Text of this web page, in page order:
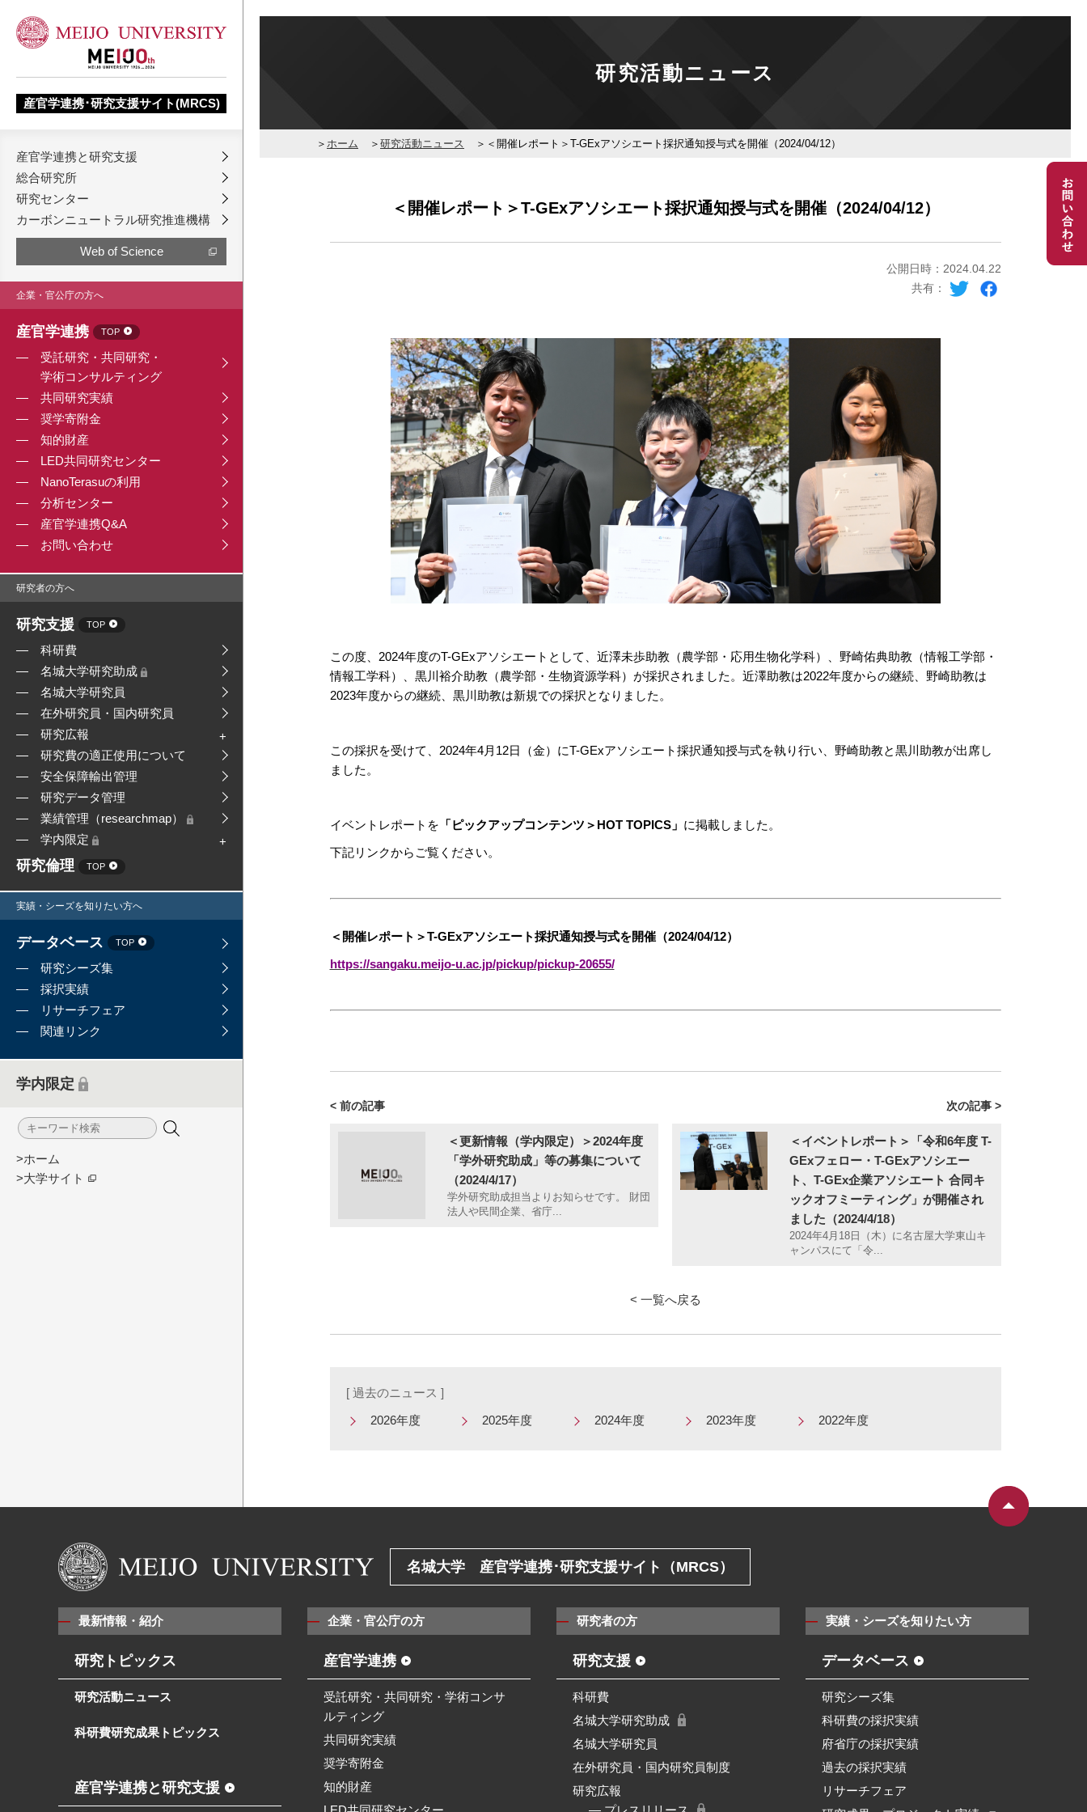
産官学連携･研究支援サイト(MRCS)
産官学連携と研究支援
総合研究所
研究センター
カーボンニュートラル研究推進機構
Web of Science
企業・官公庁の方へ
産官学連携 TOP
受託研究・共同研究・
学術コンサルティング
共同研究実績
奨学寄附金
知的財産
LED共同研究センター
NanoTerasuの利用
分析センター
産官学連携Q&A
お問い合わせ
研究者の方へ
研究支援 TOP
科研費
名城大学研究助成
名城大学研究員
在外研究員・国内研究員
研究広報
研究費の適正使用について
安全保障輸出管理
研究データ管理
業績管理（researchmap）
学内限定
研究倫理 TOP
実績・シーズを知りたい方へ
データベース TOP
研究シーズ集
採択実績
リサーチフェア
関連リンク
学内限定
>ホーム
>大学サイト
研究活動ニュース
ホーム 研究活動ニュース ＜開催レポート＞T-GExアソシエート採択通知授与式を開催（2024/04/12）
＜開催レポート＞T-GExアソシエート採択通知授与式を開催（2024/04/12）
公開日時：2024.04.22
共有：
この度、2024年度のT-GExアソシエートとして、近澤未歩助教（農学部・応用生物化学科）、野崎佑典助教（情報工学部・
情報工学科）、黒川裕介助教（農学部・生物資源学科）が採択されました。近澤助教は2022年度からの継続、野崎助教は
2023年度からの継続、黒川助教は新規での採択となりました。
この採択を受けて、2024年4月12日（金）にT-GExアソシエート採択通知授与式を執り行い、野崎助教と黒川助教が出席し
ました。
イベントレポートを 「ピックアップコンテンツ＞HOT TOPICS」 に掲載しました。
下記リンクからご覧ください。
＜開催レポート＞T-GExアソシエート採択通知授与式を開催（2024/04/12）
https://sangaku.meijo-u.ac.jp/pickup/pickup-20655/
< 前の記事
＜更新情報（学内限定）＞2024年度
「学外研究助成」等の募集について
（2024/4/17）
学外研究助成担当よりお知らせです。 財団
法人や民間企業、省庁...
次の記事 >
＜イベントレポート＞「令和6年度 T-
GExフェロー・T-GExアソシエー
ト、T-GEx企業アソシエート 合同キ
ックオフミーティング」が開催され
ました（2024/4/18）
2024年4月18日（木）に名古屋大学東山キ
ャンパスにて「令...
< 一覧へ戻る
[ 過去のニュース ]
2026年度
2025年度 2024年度 2023年度 2022年度
名城大学 産官学連携･研究支援サイト（MRCS）
最新情報・紹介
研究トピックス
研究活動ニュース
科研費研究成果トピックス
産官学連携と研究支援
企業・官公庁の方
産官学連携
受託研究・共同研究・学術コンサ
ルティング
共同研究実績
奨学寄附金
知的財産
研究者の方
研究支援
科研費
名城大学研究助成
名城大学研究員
在外研究員・国内研究員制度
研究広報
実績・シーズを知りたい方
データベース
研究シーズ集
科研費の採択実績
府省庁の採択実績
過去の採択実績
リサーチフェア